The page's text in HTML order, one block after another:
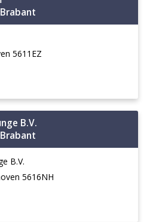
5611EZ
B.V.
B.V.
5616NH